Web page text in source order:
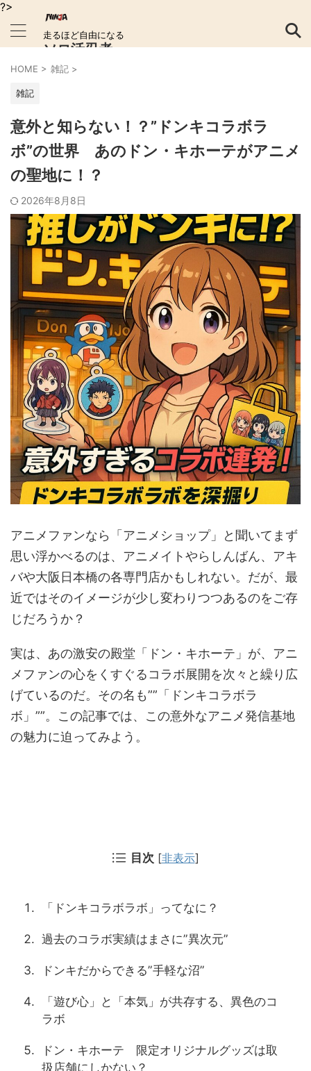
?>
走るほど自由になる
ソロ活忍者
HOME > 雑記 >
雑記
意外と知らない！？”ドンキコラボラ
ボ”の世界 あのドン・キホーテがアニメ
の聖地に！？
2026年8月8日
アニメファンなら「アニメショップ」と聞いてまず
思い浮かべるのは、アニメイトやらしんばん、アキ
バや大阪日本橋の各専門店かもしれない。だが、最
近ではそのイメージが少し変わりつつあるのをご存
じだろうか？
実は、あの激安の殿堂「ドン・キホーテ」が、アニ
メファンの心をくすぐるコラボ展開を次々と繰り広
げているのだ。その名も””「ドンキコラボラ
ボ」””。この記事では、この意外なアニメ発信基地
の魅力に迫ってみよう。
目次 [非表示]
「ドンキコラボラボ」ってなに？
過去のコラボ実績はまさに”異次元”
ドンキだからできる”手軽な沼”
「遊び心」と「本気」が共存する、異色のコ
ラボ
ドン・キホーテ 限定オリジナルグッズは取
扱店舗にしかない？